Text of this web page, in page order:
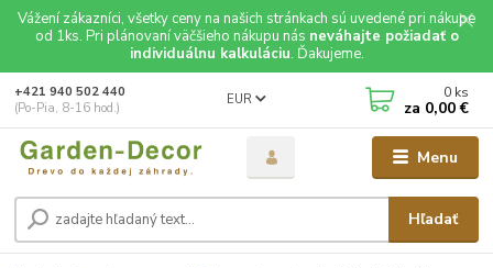
Vážení zákazníci, všetky ceny na našich stránkach sú uvedené pri nákupe
od 1ks. Pri plánovaní väčšieho nákupu nás neváhajte požiadať o
individuálnu kalkuláciu. Ďakujeme.
Menu
EUR
Hľadať
+421 940 502 440
(Po-Pia, 8-16 hod.)
0 ks
za 0,00 €